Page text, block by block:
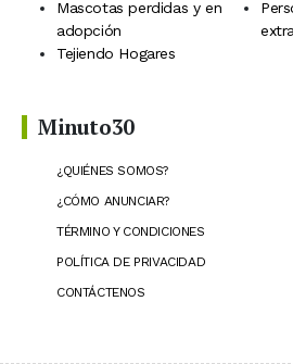
Mascotas perdidas y en
adopción
Tejiendo Hogares
Minuto30
¿QUIÉNES SOMOS?
¿CÓMO ANUNCIAR?
TÉRMINO Y CONDICIONES
POLÍTICA DE PRIVACIDAD
CONTÁCTENOS